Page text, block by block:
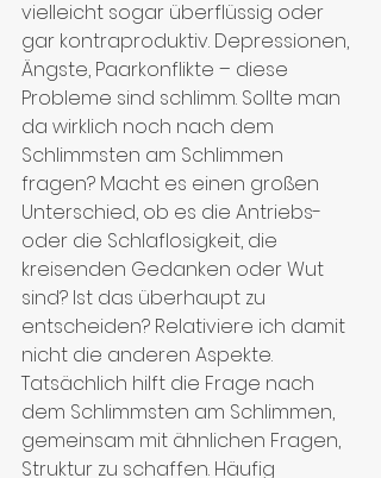
vielleicht sogar überflüssig oder
gar kontraproduktiv. Depressionen,
Ängste, Paarkonflikte – diese
Probleme sind schlimm. Sollte man
da wirklich noch nach dem
Schlimmsten am Schlimmen
fragen? Macht es einen großen
Unterschied, ob es die Antriebs-
oder die Schlaflosigkeit, die
kreisenden Gedanken oder Wut
sind? Ist das überhaupt zu
entscheiden? Relativiere ich damit
nicht die anderen Aspekte.
Tatsächlich hilft die Frage nach
dem Schlimmsten am Schlimmen,
gemeinsam mit ähnlichen Fragen,
Struktur zu schaffen. Häufig